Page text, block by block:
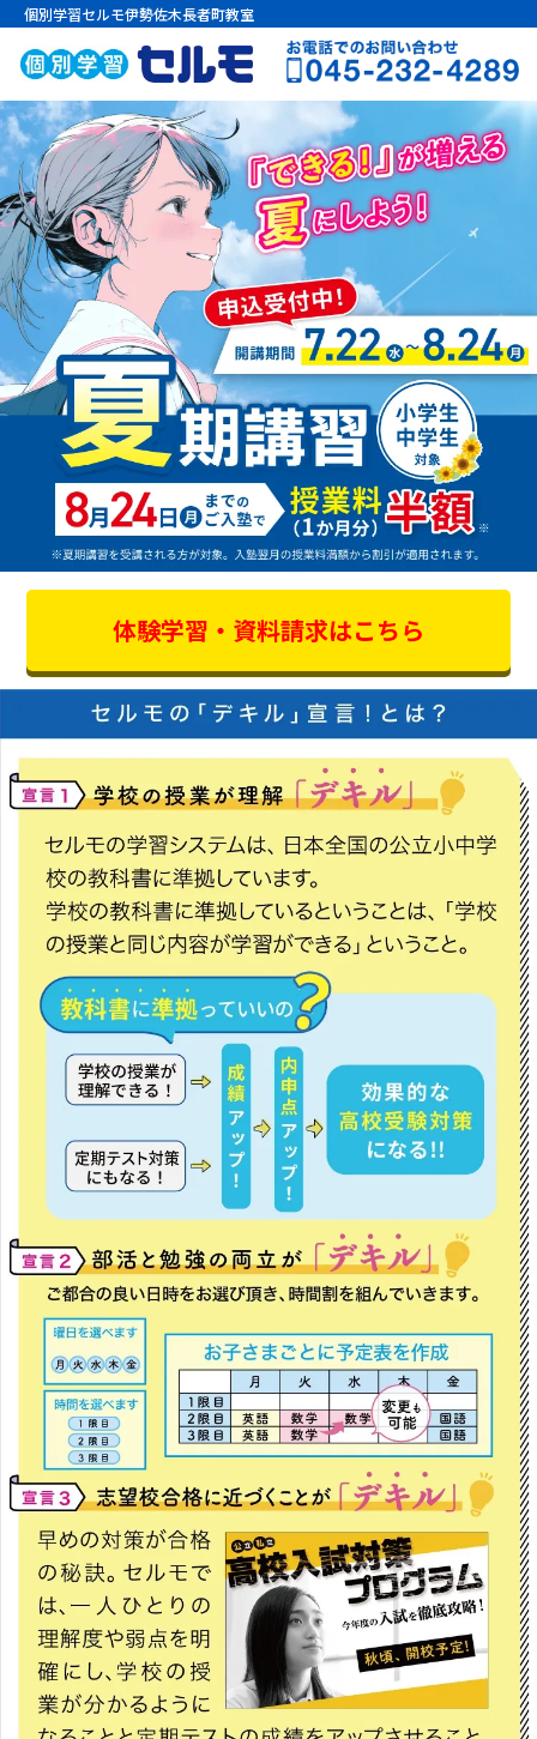
個別学習セルモ伊勢佐木長者町教室
体験学習・資料請求はこちら